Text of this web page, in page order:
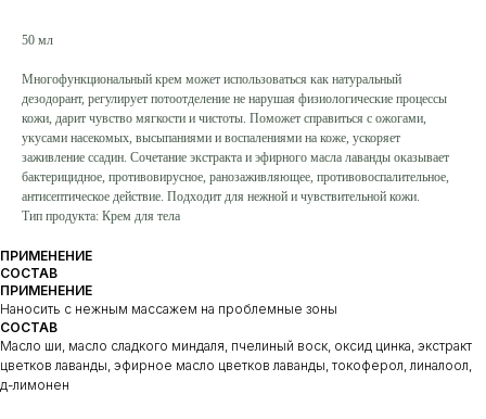
50 мл
Многофункциональный крем может использоваться как натуральный
дезодорант, регулирует потоотделение не нарушая физиологические процессы
кожи, дарит чувство мягкости и чистоты. Поможет справиться с ожогами,
укусами насекомых, высыпаниями и воспалениями на коже, ускоряет
заживление ссадин. Сочетание экстракта и эфирного масла лаванды оказывает
бактерицидное, противовирусное, ранозаживляющее, противовоспалительное,
антисептическое действие. Подходит для нежной и чувствительной кожи.
Тип продукта: Крем для тела
ПРИМЕНЕНИЕ
СОСТАВ
ПРИМЕНЕНИЕ
Наносить с нежным массажем на проблемные зоны
СОСТАВ
Масло ши, масло сладкого миндаля, пчелиный воск, оксид цинка, экстракт
цветков лаванды, эфирное масло цветков лаванды, токоферол, линалоол,
д-лимонен